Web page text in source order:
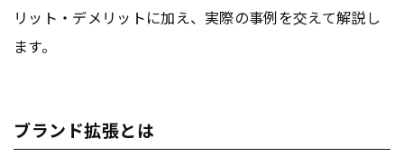
リット・デメリットに加え、実際の事例を交えて解説し
ます。
ブランド拡張とは